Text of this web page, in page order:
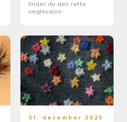
finder du den rette
neglesalon
01. december 2025